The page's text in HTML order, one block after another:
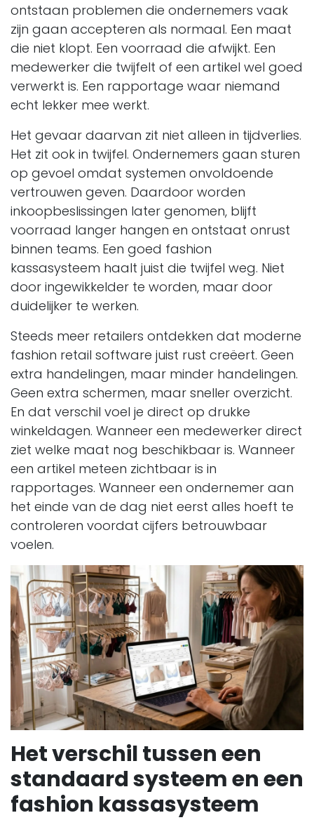
ontstaan problemen die ondernemers vaak
zijn gaan accepteren als normaal. Een maat
die niet klopt. Een voorraad die afwijkt. Een
medewerker die twijfelt of een artikel wel goed
verwerkt is. Een rapportage waar niemand
echt lekker mee werkt.
Het gevaar daarvan zit niet alleen in tijdverlies.
Het zit ook in twijfel. Ondernemers gaan sturen
op gevoel omdat systemen onvoldoende
vertrouwen geven. Daardoor worden
inkoopbeslissingen later genomen, blijft
voorraad langer hangen en ontstaat onrust
binnen teams. Een goed fashion
kassasysteem haalt juist die twijfel weg. Niet
door ingewikkelder te worden, maar door
duidelijker te werken.
Steeds meer retailers ontdekken dat moderne
fashion retail software juist rust creëert. Geen
extra handelingen, maar minder handelingen.
Geen extra schermen, maar sneller overzicht.
En dat verschil voel je direct op drukke
winkeldagen. Wanneer een medewerker direct
ziet welke maat nog beschikbaar is. Wanneer
een artikel meteen zichtbaar is in
rapportages. Wanneer een ondernemer aan
het einde van de dag niet eerst alles hoeft te
controleren voordat cijfers betrouwbaar
voelen.
Het verschil tussen een
standaard systeem en een
fashion kassasysteem